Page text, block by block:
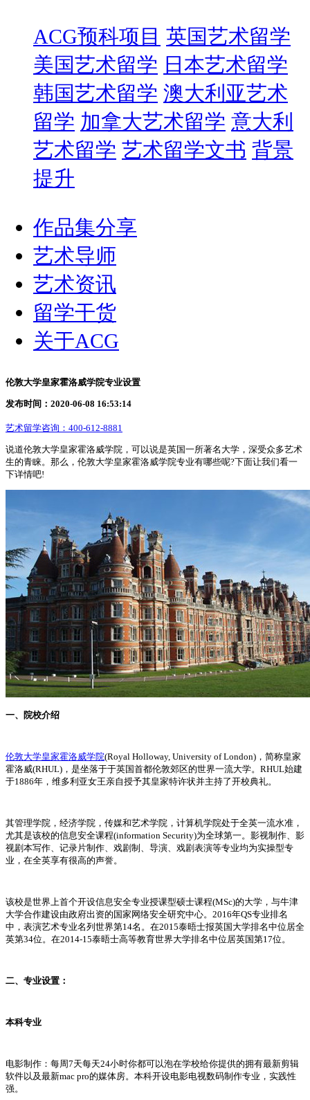
ACG预科项目 英国艺术留学
美国艺术留学 日本艺术留学
韩国艺术留学 澳大利亚艺术
留学 加拿大艺术留学 意大利
艺术留学 艺术留学文书 背景
提升
作品集分享
艺术导师
艺术资讯
留学干货
关于ACG
伦敦大学皇家霍洛威学院专业设置
发布时间：2020-06-08 16:53:14
艺术留学咨询： 400-612-8881
说道伦敦大学皇家霍洛威学院，可以说是英国一所著名大学，深受众多艺术
生的青睐。那么，伦敦大学皇家霍洛威学院专业有哪些呢?下面让我们看一
下详情吧!
一、院校介绍
伦敦大学皇家霍洛威学院(Royal Holloway, University of London)，简称皇家
霍洛威(RHUL)，是坐落于于英国首都伦敦郊区的世界一流大学。RHUL始建
于1886年，维多利亚女王亲自授予其皇家特许状并主持了开校典礼。
其管理学院，经济学院，传媒和艺术学院，计算机学院处于全英一流水准，
尤其是该校的信息安全课程(information Security)为全球第一。影视制作、影
视剧本写作、记录片制作、戏剧制、导演、戏剧表演等专业均为实操型专
业，在全英享有很高的声誉。
该校是世界上首个开设信息安全专业授课型硕士课程(MSc)的大学，与牛津
大学合作建设由政府出资的国家网络安全研究中心。2016年QS专业排名
中，表演艺术专业名列世界第14名。在2015泰晤士报英国大学排名中位居全
英第34位。在2014-15泰晤士高等教育世界大学排名中位居英国第17位。
二、专业设置：
本科专业
电影制作：每周7天每天24小时你都可以泡在学校给你提供的拥有最新剪辑
软件以及最新mac pro的媒体房。本科开设电影电视数码制作专业，实践性
强。